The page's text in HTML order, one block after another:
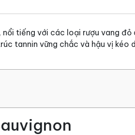
tiếng với các loại rượu vang
tannin vững chắc và hậu vị kéo